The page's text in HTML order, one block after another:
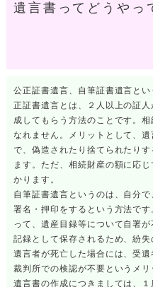
遺言書ってどうやっ
公正証書遺言、自筆証書遺言と
正証書遺言とは、２人以上の証
成してもらう方法のことです。
なれません。メリットとして、
で、偽造されたり捨てられたり
ます。ただ、相続財産の額に応
かります。
自筆証書遺言というのは、自分
署名・押印をするという方法で
って、遺産目録等について自署
記録として保存されるため、紛
遺言者が死亡した場合には、受
裁判所での検認が不要というメリ
遺言書の作成につきましては、